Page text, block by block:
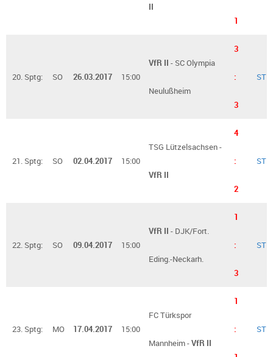
II
1
20. Sptg: SO 26.03.2017 15:00
VfR II - SC Olympia
Neulußheim
3
:
3
ST
21. Sptg: SO 02.04.2017 15:00
TSG Lützelsachsen -
VfR II
4
:
2
ST
22. Sptg: SO 09.04.2017 15:00
VfR II - DJK/Fort.
Eding.-Neckarh.
1
:
3
ST
23. Sptg: MO 17.04.2017 15:00
FC Türkspor
Mannheim -VfR II
1
: ST